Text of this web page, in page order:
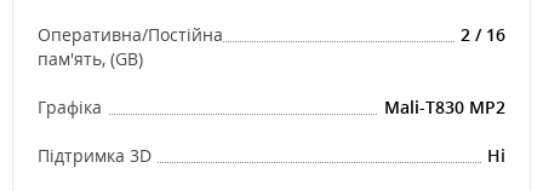
Оперативна/Постійна
пам'ять, (GB)
2 / 16
Графіка Mali-T830 MP2
Підтримка 3D Ні